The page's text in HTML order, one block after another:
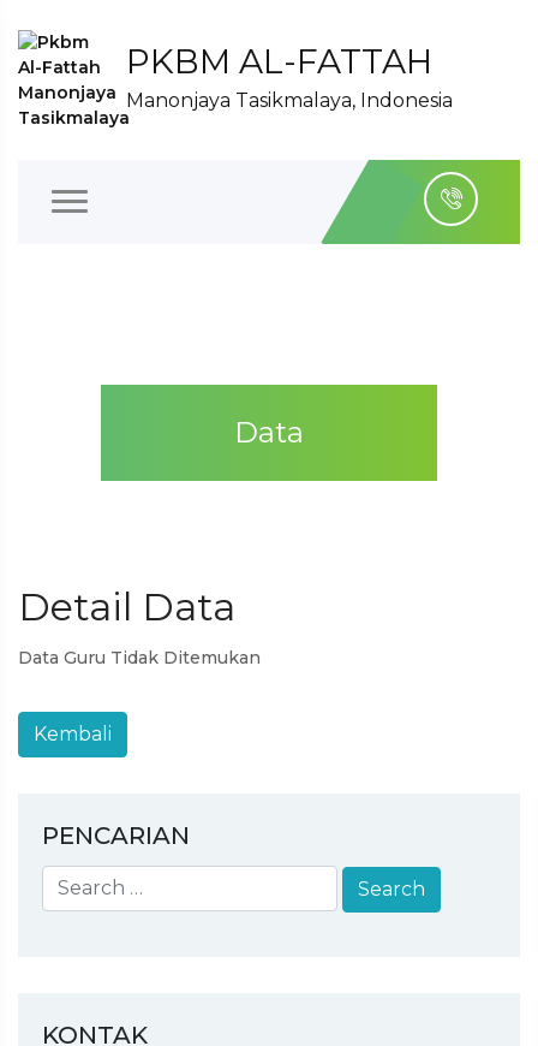
PKBM AL-FATTAH
Manonjaya Tasikmalaya, Indonesia
Data
Detail Data
Data Guru Tidak Ditemukan
PENCARIAN
KONTAK